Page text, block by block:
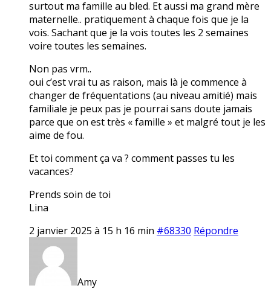
surtout ma famille au bled. Et aussi ma grand mère
maternelle.. pratiquement à chaque fois que je la
vois. Sachant que je la vois toutes les 2 semaines
voire toutes les semaines.
Non pas vrm..
oui c’est vrai tu as raison, mais là je commence à
changer de fréquentations (au niveau amitié) mais
familiale je peux pas je pourrai sans doute jamais
parce que on est très « famille » et malgré tout je les
aime de fou.
Et toi comment ça va ? comment passes tu les
vacances?
Prends soin de toi
Lina
2 janvier 2025 à 15 h 16 min #68330 Répondre
Amy